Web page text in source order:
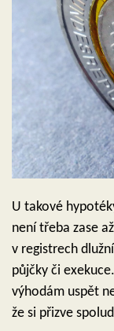
U takové
není třeba zase
v registrech
půjčky či
výhodám uspět
že si přizve